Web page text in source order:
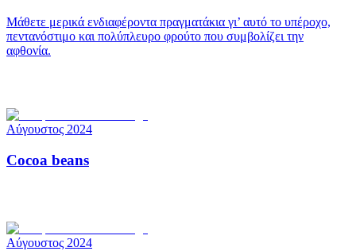
Μάθετε μερικά ενδιαφέροντα πραγματάκια γι’ αυτό το υπέροχο,
πεντανόστιμο και πολύπλευρο φρούτο που συμβολίζει την
αφθονία.
Αύγουστος 2024
Cocoa beans
Αύγουστος 2024